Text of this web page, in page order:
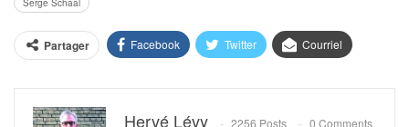
Serge Schaal
Partager Facebook Twitter Courriel
Hervé Lévy 2256 Posts 0 Comments